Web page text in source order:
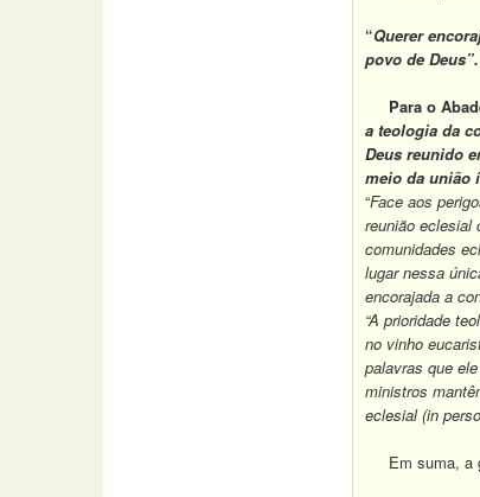
“Querer
povo de Deus”.
Para o
a teologia da
Deus reunido
meio da união
“Face aos
reunião eclesial
comunidades
lugar nessa
encorajada a
“A prioridade
no vinho
palavras que
ministros
eclesial (in
Em suma, a